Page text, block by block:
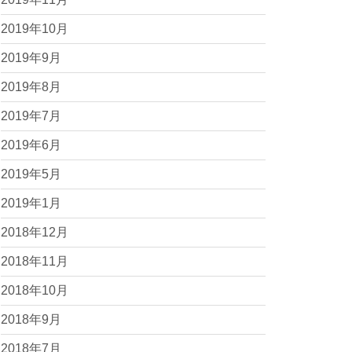
2019年10月
2019年9月
2019年8月
2019年7月
2019年6月
2019年5月
2019年1月
2018年12月
2018年11月
2018年10月
2018年9月
2018年7月